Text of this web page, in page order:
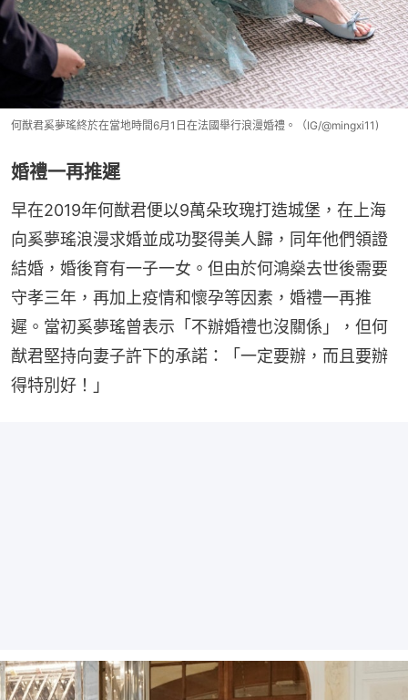
何猷君奚夢瑤終於在當地時間6月1日在法國舉行浪漫婚禮。（IG/@mingxi11)
婚禮一再推遲
早在2019年何猷君便以9萬朵玫瑰打造城堡，在上海
向奚夢瑤浪漫求婚並成功娶得美人歸，同年他們領證
結婚，婚後育有一子一女。但由於何鴻燊去世後需要
守孝三年，再加上疫情和懷孕等因素，婚禮一再推
遲。當初奚夢瑤曾表示「不辦婚禮也沒關係」，但何
猷君堅持向妻子許下的承諾：「一定要辦，而且要辦
得特別好！」